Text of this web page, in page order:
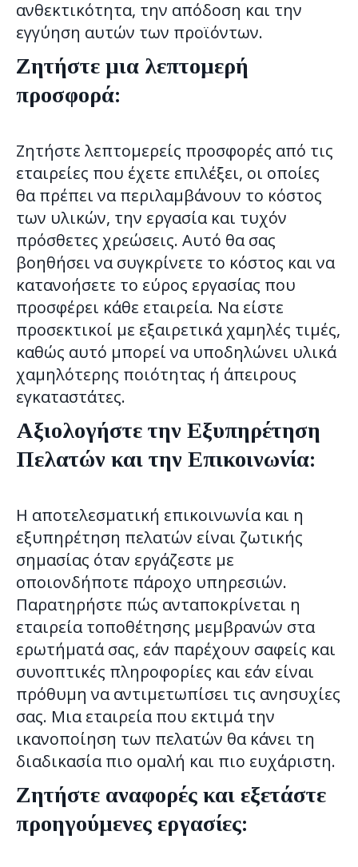
ανθεκτικότητα, την απόδοση και την
εγγύηση αυτών των προϊόντων.
Ζητήστε μια λεπτομερή
προσφορά:
Ζητήστε λεπτομερείς προσφορές από τις
εταιρείες που έχετε επιλέξει, οι οποίες
θα πρέπει να περιλαμβάνουν το κόστος
των υλικών, την εργασία και τυχόν
πρόσθετες χρεώσεις. Αυτό θα σας
βοηθήσει να συγκρίνετε το κόστος και να
κατανοήσετε το εύρος εργασίας που
προσφέρει κάθε εταιρεία. Να είστε
προσεκτικοί με εξαιρετικά χαμηλές τιμές,
καθώς αυτό μπορεί να υποδηλώνει υλικά
χαμηλότερης ποιότητας ή άπειρους
εγκαταστάτες.
Αξιολογήστε την Εξυπηρέτηση
Πελατών και την Επικοινωνία:
Η αποτελεσματική επικοινωνία και η
εξυπηρέτηση πελατών είναι ζωτικής
σημασίας όταν εργάζεστε με
οποιονδήποτε πάροχο υπηρεσιών.
Παρατηρήστε πώς ανταποκρίνεται η
εταιρεία τοποθέτησης μεμβρανών στα
ερωτήματά σας, εάν παρέχουν σαφείς και
συνοπτικές πληροφορίες και εάν είναι
πρόθυμη να αντιμετωπίσει τις ανησυχίες
σας. Μια εταιρεία που εκτιμά την
ικανοποίηση των πελατών θα κάνει τη
διαδικασία πιο ομαλή και πιο ευχάριστη.
Ζητήστε αναφορές και εξετάστε
προηγούμενες εργασίες: